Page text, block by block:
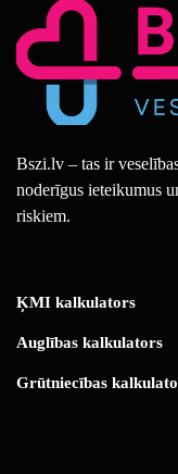
Bszi.lv – tas ir
noderīgus ieteikumus
riskiem.
ĶMI kalkulators
Auglības kalkulators
Grūtniecības